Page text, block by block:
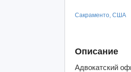
Сакраменто, США
Описание
Адвокатский